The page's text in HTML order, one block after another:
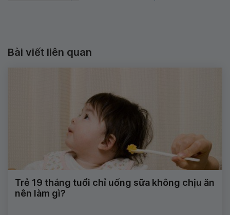
Bài viết liên quan
Trẻ 19 tháng tuổi chỉ uống sữa không chịu ăn
nên làm gì?